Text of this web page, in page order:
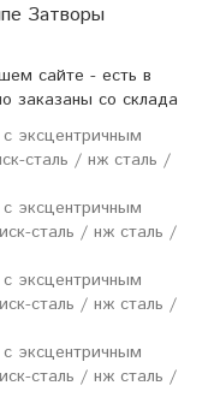
Затворы
сайте - есть в
заказаны со склада
эксцентричным
сталь / нж сталь /
эксцентричным
сталь / нж сталь /
эксцентричным
сталь / нж сталь /
эксцентричным
сталь / нж сталь /